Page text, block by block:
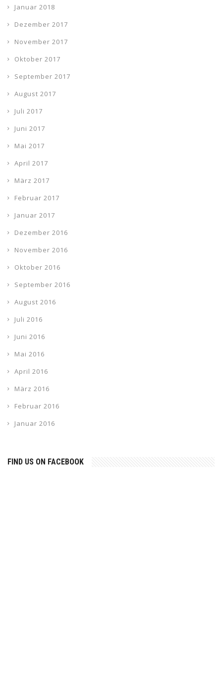
Januar 2018
Dezember 2017
November 2017
Oktober 2017
September 2017
August 2017
Juli 2017
Juni 2017
Mai 2017
April 2017
März 2017
Februar 2017
Januar 2017
Dezember 2016
November 2016
Oktober 2016
September 2016
August 2016
Juli 2016
Juni 2016
Mai 2016
April 2016
März 2016
Februar 2016
Januar 2016
FIND US ON FACEBOOK